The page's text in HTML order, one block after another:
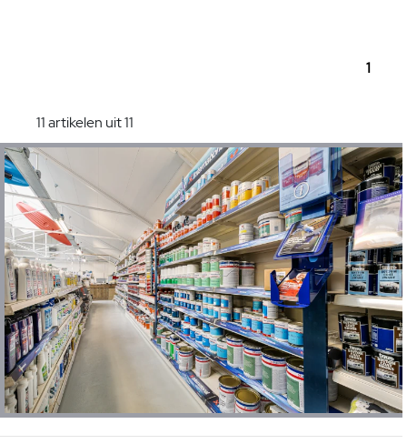
1
11 artikelen uit 11